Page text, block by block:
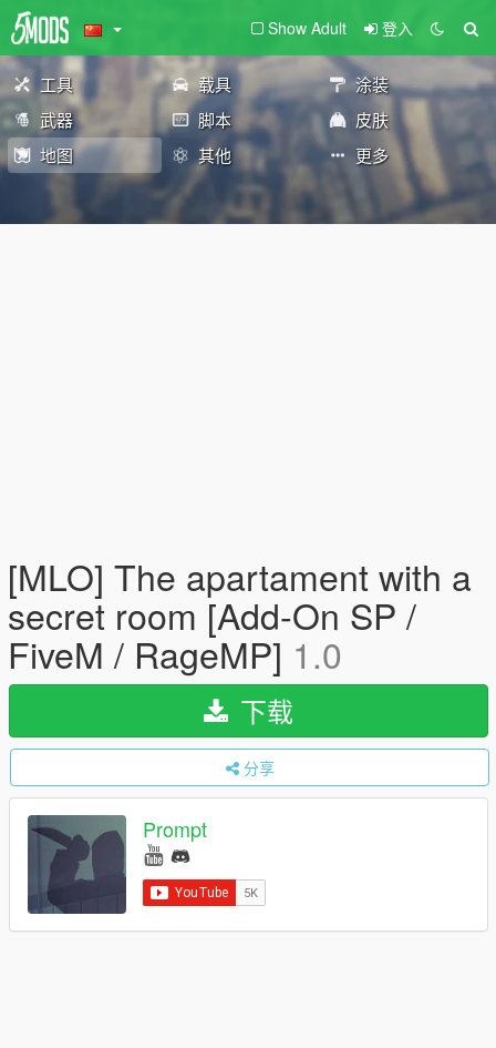
Show Adult 登入
工具 载具
涂装
武器
脚本
皮肤
地图
其他 更多
[MLO] The apartament with a
secret room [Add-On SP /
FiveM / RageMP] 1.0
下载
分享
Prompt